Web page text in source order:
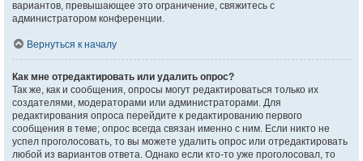
вариантов, превышающее это ограничение, свяжитесь с
администратором конференции.
Вернуться к началу
Как мне отредактировать или удалить опрос?
Так же, как и сообщения, опросы могут редактироваться только их
создателями, модераторами или администраторами. Для
редактирования опроса перейдите к редактированию первого
сообщения в теме; опрос всегда связан именно с ним. Если никто не
успел проголосовать, то вы можете удалить опрос или отредактировать
любой из вариантов ответа. Однако если кто-то уже проголосовал, то